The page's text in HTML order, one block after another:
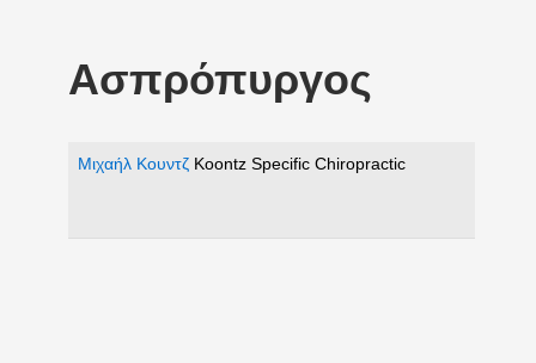
Ασπρόπυργος
Μιχαήλ Κουντζ Koontz Specific Chiropractic